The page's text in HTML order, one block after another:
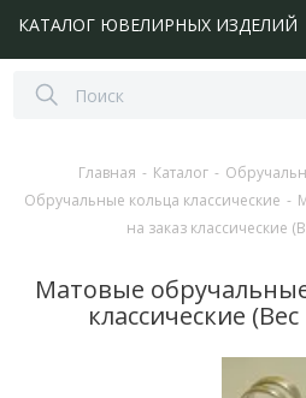
КАТАЛОГ ЮВЕЛИРНЫХ ИЗДЕЛИЙ
Главная - Каталог -
Обручальные кольца классические -
на заказ классические
Матовые
классические